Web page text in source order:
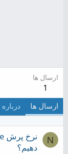
ارسال ها
1
ارسال ها درباره
N
دهیم؟